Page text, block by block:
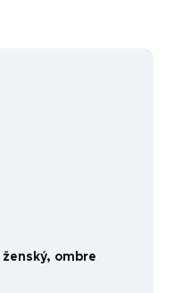
ženský, ombre